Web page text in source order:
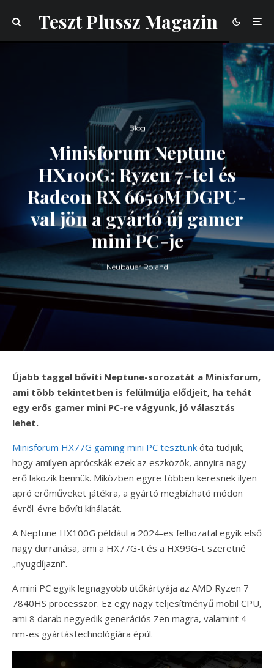
Teszt Plussz Magazin
Blog
Minisforum Neptune
HX100G: Ryzen 7-tel és
Radeon RX 6650M DGPU-
val jön a gyártó új gamer
mini PC-je
Neubauer Roland
Újabb taggal bővíti Neptune-sorozatát a Minisforum,
ami több tekintetben is felülmúlja elődjeit, ha tehát
egy erős gamer mini PC-re vágyunk, jó választás
lehet.
Minisforum HX77G gaming mini PC tesztünk óta tudjuk,
hogy amilyen aprócskák ezek az eszközök, annyira nagy
erő lakozik bennük. Miközben egyre többen keresnek ilyen
apró erőműveket játékra, a gyártó megbízható módon
évről-évre bővíti kínálatát.
A Neptune HX100G például a 2024-es felhozatal egyik első
nagy durranása, ami a HX77G-t és a HX99G-t szeretné
„nyugdíjazni”.
A mini PC egyik legnagyobb ütőkártyája az AMD Ryzen 7
7840HS processzor. Ez egy nagy teljesítményű mobil CPU,
ami 8 darab negyedik generációs Zen magra, valamint 4
nm-es gyártástechnológiára épül.